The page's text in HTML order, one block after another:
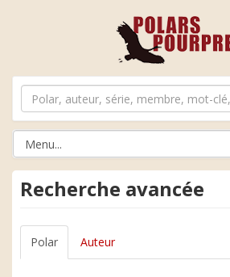
Recherche avancée
Polar Auteur